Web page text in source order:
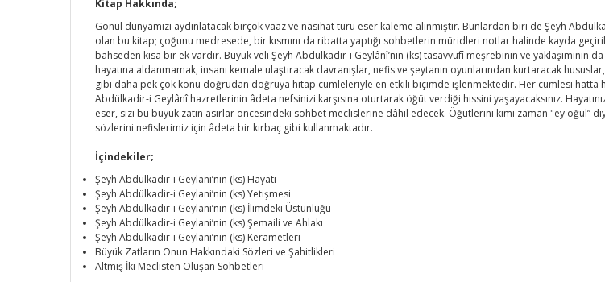
Kitap Hakkında;
Gönül dünyamızı aydınlatacak birçok vaaz ve nasihat türü eser kaleme alınmıştır. Bunlardan biri de Şeyh
olan bu kitap; çoğunu medresede, bir kısmını da ribatta yaptığı sohbetlerin müridleri notlar halinde kayda
bahseden kısa bir ek vardır. Büyük veli Şeyh Abdülkadir-i Geylânî’nin (ks) tasavvufî meşrebinin ve
hayatına aldanmamak, insanı kemale ulaştıracak davranışlar, nefis ve şeytanın oyunlarından kurtaracak
gibi daha pek çok konu doğrudan doğruya hitap cümleleriyle en etkili biçimde işlenmektedir. Her cümlesi
Abdülkadir-i Geylânî hazretlerinin âdeta nefsinizi karşısına oturtarak öğüt verdiği hissini yaşayacaksınız.
eser, sizi bu büyük zatın asırlar öncesindeki sohbet meclislerine dâhil edecek. Öğütlerini kimi zaman "ey
sözlerini nefislerimiz için âdeta bir kırbaç gibi kullanmaktadır.
İçindekiler;
Şeyh Abdülkadir-i Geylani’nin (ks) Hayatı
Şeyh Abdülkadir-i Geylani’nin (ks) Yetişmesi
Şeyh Abdülkadir-i Geylani’nin (ks) İlimdeki Üstünlüğü
Şeyh Abdülkadir-i Geylani’nin (ks) Şemaili ve Ahlakı
Şeyh Abdülkadir-i Geylani’nin (ks) Kerametleri
Büyük Zatların Onun Hakkındaki Sözleri ve Şahitlikleri
Altmış İki Meclisten Oluşan Sohbetleri